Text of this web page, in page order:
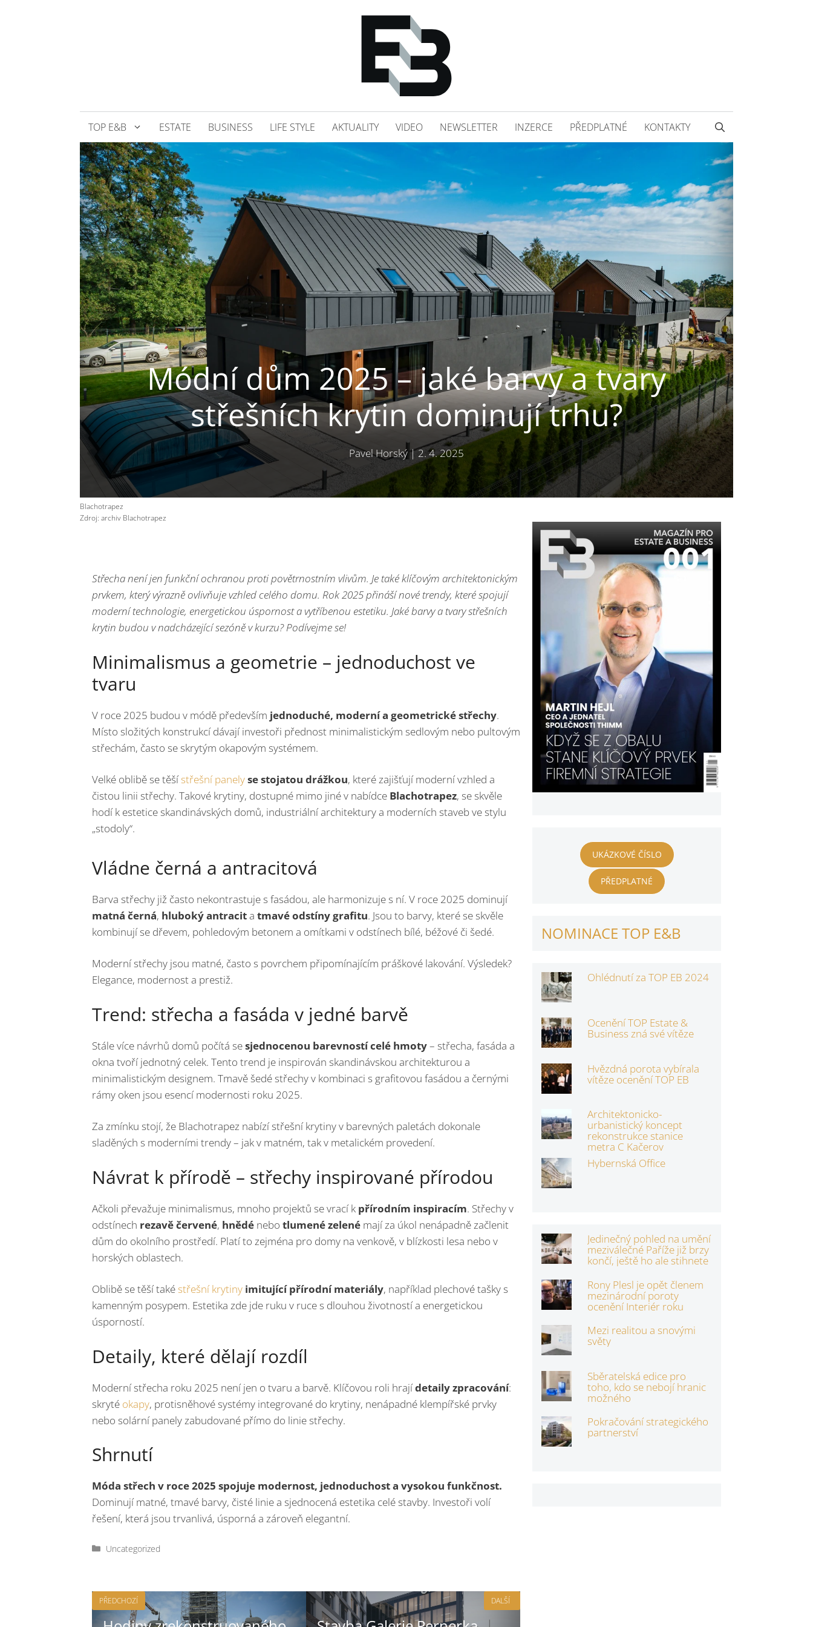
TOP E&B ESTATE BUSINESS LIFE STYLE AKTUALITY VIDEO NEWSLETTER INZERCE PŘEDPLATNÉ KONTAKTY
Módní dům 2025 – jaké barvy a tvary
střešních krytin dominují trhu?
Pavel Horský|2. 4. 2025
Blachotrapez
Zdroj: archiv Blachotrapez
Střecha není jen funkční ochranou proti povětrnostním vlivům. Je také klíčovým architektonickým
prvkem, který výrazně ovlivňuje vzhled celého domu. Rok 2025 přináší nové trendy, které spojují
moderní technologie, energetickou úspornost a vytříbenou estetiku. Jaké barvy a tvary střešních
krytin budou v nadcházející sezóně v kurzu? Podívejme se!
Minimalismus a geometrie – jednoduchost ve
tvaru
V roce 2025 budou v módě především jednoduché, moderní a geometrické střechy.
Místo složitých konstrukcí dávají investoři přednost minimalistickým sedlovým nebo pultovým
střechám, často se skrytým okapovým systémem.
Velké oblibě se těšístřešní panelyse stojatou drážkou, které zajišťují moderní vzhled a
čistou linii střechy. Takové krytiny, dostupné mimo jiné v nabídce Blachotrapez, se skvěle
hodí k estetice skandinávských domů, industriální architektury a moderních staveb ve stylu
„stodoly“.
Vládne černá a antracitová
Barva střechy již často nekontrastuje s fasádou, ale harmonizuje s ní. V roce 2025 dominují
matná černá, hluboký antracita tmavé odstíny grafitu. Jsou to barvy, které se skvěle
kombinují se dřevem, pohledovým betonem a omítkami v odstínech bílé, béžové či šedé.
Moderní střechy jsou matné, často s povrchem připomínajícím práškové lakování. Výsledek?
Elegance, modernost a prestiž.
Trend: střecha a fasáda v jedné barvě
Stále více návrhů domů počítá sesjednocenou barevností celé hmoty– střecha, fasáda a
okna tvoří jednotný celek. Tento trend je inspirován skandinávskou architekturou a
minimalistickým designem. Tmavě šedé střechy v kombinaci s grafitovou fasádou a černými
rámy oken jsou esencí modernosti roku 2025.
Za zmínku stojí, že Blachotrapez nabízí střešní krytiny v barevných paletách dokonale
sladěných s moderními trendy – jak v matném, tak v metalickém provedení.
Návrat k přírodě – střechy inspirované přírodou
Ačkoli převažuje minimalismus, mnoho projektů se vrací k přírodním inspiracím. Střechy v
odstínech rezavě červené, hnědé nebo tlumené zelené mají za úkol nenápadně začlenit
dům do okolního prostředí. Platí to zejména pro domy na venkově, v blízkosti lesa nebo v
horských oblastech.
Oblibě se těší také střešní krytiny imitující přírodní materiály, například plechové tašky s
kamenným posypem. Estetika zde jde ruku v ruce s dlouhou životností a energetickou
úsporností.
Detaily, které dělají rozdíl
Moderní střecha roku 2025 není jen o tvaru a barvě. Klíčovou roli hrajídetaily zpracování:
skryté okapy, protisněhové systémy integrované do krytiny, nenápadné klempířské prvky
nebo solární panely zabudované přímo do linie střechy.
Shrnutí
Móda střech v roce 2025 spojuje modernost, jednoduchost a vysokou funkčnost.
Dominují matné, tmavé barvy, čisté linie a sjednocená estetika celé stavby. Investoři volí
řešení, která jsou trvanlivá, úsporná a zároveň elegantní.
Rubriky
Uncategorized
PŘEDCHOZÍ DALŠÍ
UKÁZKOVÉ ČÍSLO
PŘEDPLATNÉ
NOMINACE TOP E&B
Ohlédnutí za TOP EB 2024
Ocenění TOP Estate &
Business zná své vítěze
Hvězdná porota vybírala
vítěze ocenění TOP EB
Architektonicko-
urbanistický koncept
rekonstrukce stanice
metra C Kačerov
Hybernská Office
Jedinečný pohled na umění
meziválečné Paříže již brzy
končí, ještě ho ale stihnete
Rony Plesl je opět členem
mezinárodní poroty
ocenění Interiér roku
Mezi realitou a snovými
světy
Sběratelská edice pro
toho, kdo se nebojí hranic
možného
Pokračování strategického
partnerství